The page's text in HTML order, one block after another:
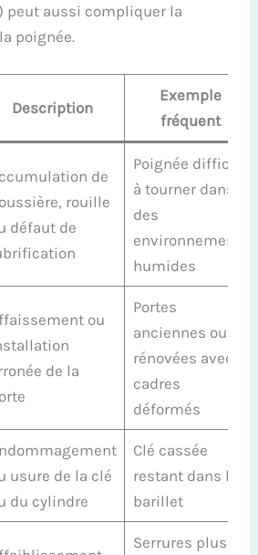
peut aussi compliquer la
poignée.
Description
Exemple
fréquent
de
rouille
défaut de
Poignée difficile
à tourner dans
des
environnements
humides
ou
de la
Portes
anciennes ou
rénovées avec
cadres
déformés
usure de la clé
du cylindre
Clé cassée
restant dans le
barillet
Serrures plus